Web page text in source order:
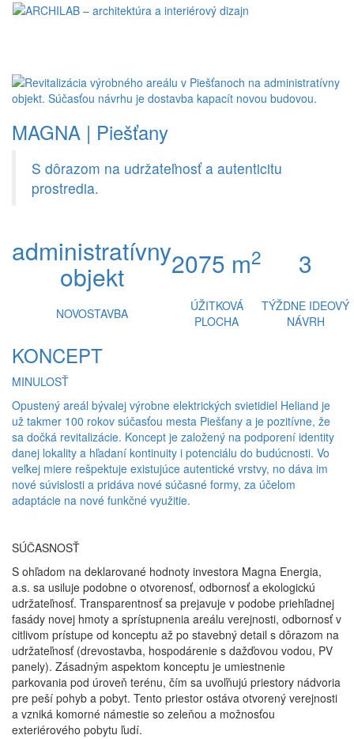
MAGNA | Piešťany
S dôrazom na udržateľnosť a autenticitu
prostredia.
administratívny
objekt 2075 m2 3
NOVOSTAVBA
ÚŽITKOVÁ
PLOCHA
TÝŽDNE IDEOVÝ
NÁVRH
KONCEPT
MINULOSŤ
Opustený areál bývalej výrobne elektrických svietidiel Heliand je
už takmer 100 rokov súčasťou mesta Piešťany a je pozitívne, že
sa dočká revitalizácie. Koncept je založený na podporení identity
danej lokality a hľadaní kontinuity i potenciálu do budúcnosti. Vo
veľkej miere rešpektuje existujúce autentické vrstvy, no dáva im
nové súvislosti a pridáva nové súčasné formy, za účelom
adaptácie na nové funkčné využitie.
SÚČASNOSŤ
S ohľadom na deklarované hodnoty investora Magna Energia,
a.s. sa usiluje podobne o otvorenosť, odbornosť a ekologickú
udržateľnosť. Transparentnosť sa prejavuje v podobe priehľadnej
fasády novej hmoty a sprístupnenia areálu verejnosti, odbornosť v
citlivom prístupe od konceptu až po stavebný detail s dôrazom na
udržateľnosť (drevostavba, hospodárenie s dažďovou vodou, PV
panely). Zásadným aspektom konceptu je umiestnenie
parkovania pod úroveň terénu, čím sa uvoľňujú priestory nádvoria
pre peší pohyb a pobyt. Tento priestor ostáva otvorený verejnosti
a vzniká komorné námestie so zeleňou a možnosťou
exteriérového pobytu ľudí.